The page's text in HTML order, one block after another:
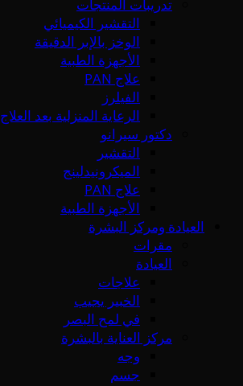
تدريبات المنتجات
التقشير الكيميائي
الوخز بالإبر الدقيقة
الأجهزة الطبية
علاج PAN
الفيلرز
الرعاية المنزلية بعد العلاج
دكتور سيرانو
التقشير
الميكرونيدلينج
علاج PAN
الأجهزة الطبية
العيادة ومركز البشرة
مقرات
العيادة
علاجات
الخبير يجيب
في لمح البصر
مركز العناية بالبشرة
وجه
جسم